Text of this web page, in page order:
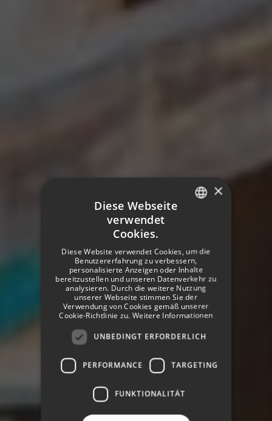
GERMAN
×
Diese Webseite
verwendet
Cookies.
Diese Website verwendet Cookies, um die
Benutzererfahrung zu verbessern,
personalisierte Anzeigen oder Inhalte
bereitzustellen und unseren Datenverkehr zu
analysieren. Durch die weitere Nutzung
unserer Webseite stimmen Sie der
Verwendung von Cookies gemäß unserer
Cookie-Richtlinie zu. Weitere Informationen
UNBEDINGT ERFORDERLICH
PERFORMANCE TARGETING
FUNKTIONALITÄT